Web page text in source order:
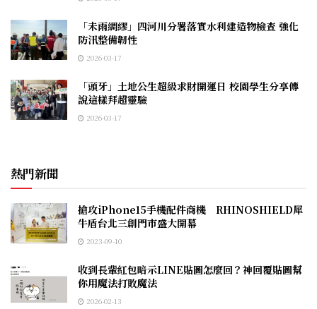
「未雨綢繆」四河川分署落實水利建造物檢查 強化
防汛整備韌性
2026-03-17
「頭牙」土地公生超級求財開運日 校園學生分享傳
說這樣拜超靈驗
2026-03-17
熱門新聞
搶攻iPhone15手機配件商機 RHINOSHIELD犀
牛盾台北三創門市盛大開幕
2023-09-10
收到長輩紅包暗示LINE貼圖怎麼回？神回覆貼圖幫
你用魔法打敗魔法
2026-02-13